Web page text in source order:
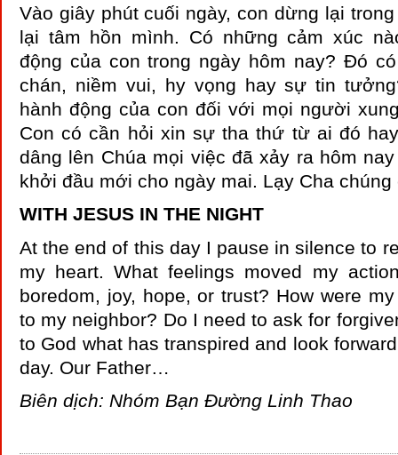
Vào giây phút cuối ngày, con dừng lại
lại tâm hồn mình. Có những cảm xúc
động của con trong ngày hôm nay? Đó
chán, niềm vui, hy vọng hay sự tin
hành động của con đối với mọi người
Con có cần hỏi xin sự tha thứ từ ai đó
dâng lên Chúa mọi việc đã xảy ra hôm
khởi đầu mới cho ngày mai. Lạy Cha
WITH JESUS IN THE NIGHT
At the end of this day I pause in silence to
my heart. What feelings moved my
boredom, joy, hope, or trust? How were
to my neighbor? Do I need to ask for
to God what has transpired and look
day. Our Father…
Biên dịch: Nhóm Bạn Đường Linh Thao